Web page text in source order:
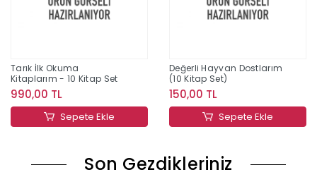
Tarık İlk Okuma
Kitaplarım - 10 Kitap Set
990,00 TL
Sepete Ekle
Değerli Hayvan Dostlarım
(10 Kitap Set)
150,00 TL
Sepete Ekle
Son Gezdikleriniz